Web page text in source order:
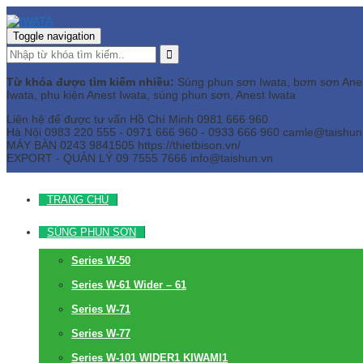
Toggle navigation
Từ khóa được tìm kiếm nhiều: Súng phun sơn Iwata, bơm sơn
Iwata, phụ kiện Anest Iwata, súng phun sơn, Anest Iwata
Liên hệ để được tư vấn Hồ Chí Minh 0981 666 960
Hà Nội 0983 220 555 - 0971 666 960 - 0933 666 960
MÁY BÀN 0243 9841505 https://thietbison.vn/
EXPORT - QUẢN LÝ 09 7555 7666 info@taishun.vn
TRANG CHỦ
SÚNG PHUN SƠN
Series W-50
Series W-61 Wider – 61
Series W-71
Series W-77
Series W-101 WIDER1 KIWAMI1